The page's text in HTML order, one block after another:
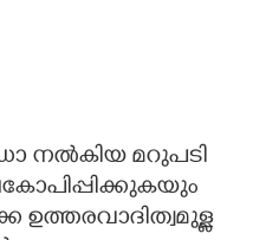
നല്‍കിയ മറുപടി
ഉത്തരവാദിത്വമുള്ള